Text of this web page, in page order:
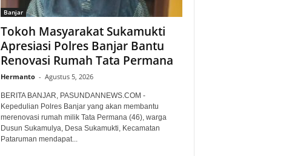
Banjar
Tokoh Masyarakat Sukamukti
Apresiasi Polres Banjar Bantu
Renovasi Rumah Tata Permana
Hermanto - Agustus 5, 2026
BERITA BANJAR, PASUNDANNEWS.COM -
Kepedulian Polres Banjar yang akan membantu
merenovasi rumah milik Tata Permana (46), warga
Dusun Sukamulya, Desa Sukamukti, Kecamatan
Pataruman mendapat...